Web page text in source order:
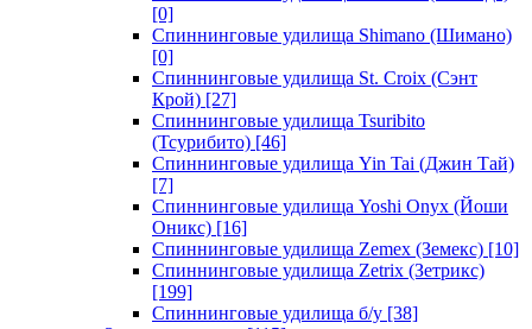
[0]
Спиннинговые удилища Shimano (Шимано)
[0]
Спиннинговые удилища St. Croix (Сэнт
Крой) [27]
Спиннинговые удилища Tsuribito
(Тсурибито) [46]
Спиннинговые удилища Yin Tai (Джин Тай)
[7]
Спиннинговые удилища Yoshi Onyx (Йоши
Оникс) [16]
Спиннинговые удилища Zemex (Земекс) [10]
Спиннинговые удилища Zetrix (Зетрикс)
[199]
Спиннинговые удилища б/у [38]